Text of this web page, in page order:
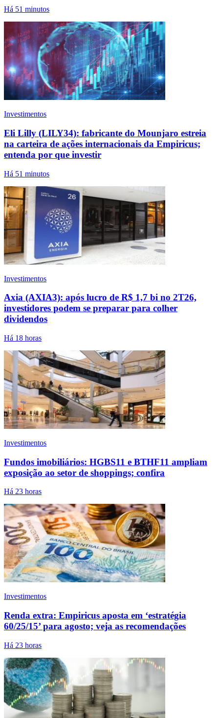
Há 51 minutos
Investimentos
Eli Lilly (LILY34): fabricante do Mounjaro estreia
na carteira de ações internacionais da Empiricus;
entenda por que investir
Há 51 minutos
Investimentos
Axia (AXIA3): após lucro de R$ 1,7 bi no 2T26,
investidores podem se preparar para colher
dividendos
Há 18 horas
Investimentos
Fundos imobiliários: HGBS11 e BTHF11 ampliam
exposição ao setor de shoppings; confira
Há 23 horas
Investimentos
Renda extra: Empiricus aposta em ‘estratégia
60/25/15’ para agosto; veja as recomendações
Há 23 horas